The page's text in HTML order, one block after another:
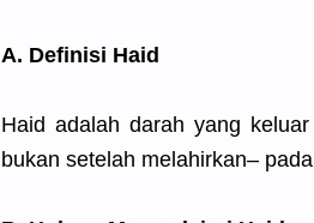
A. Definisi Haid
Haid adalah darah yang
bukan setelah melahirkan–